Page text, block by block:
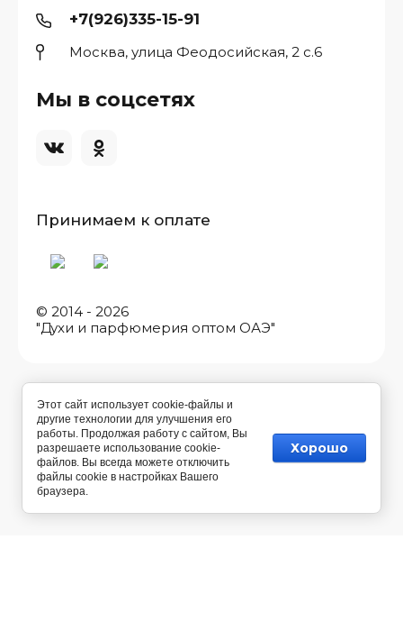
© 2014 - 2026
"Духи и парфюмерия оптом ОАЭ"
+7(926)335-15-91
Москва, улица Феодосийская, 2 с.6
Мы в соцсетях
Принимаем к оплате
Разработка магазина косметики
Этот сайт использует cookie-файлы и
другие технологии для улучшения его
работы. Продолжая работу с сайтом, Вы
разрешаете использование cookie-
файлов. Вы всегда можете отключить
файлы cookie в настройках Вашего
браузера.
Хорошо